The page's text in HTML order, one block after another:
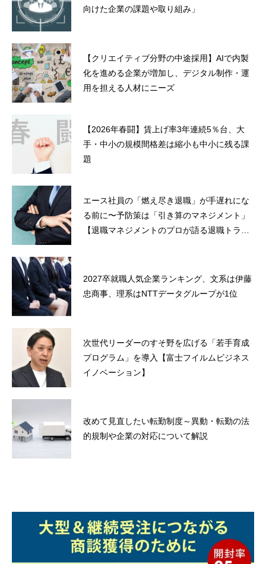
向けた企業の課題や取り組み」
【クリエイティブ分野の中途採用】AIで内製
化を進める企業が増加し、デジタル制作・運
用を担える人材にニーズ
【2026年春闘】賃上げ率3年連続5％台、大
手・中小の規模間格差は縮小も中小に残る課
題
エース社員の「燃え尽き退職」が手遅れにな
る前に〜予防策は「引き算のマネジメント」
【退職マネジメントのプロが語る退職トラブ
2027卒就職人気企業ランキング、文系は伊藤
忠商事、理系はNTTデータグループが1位
次世代リーダーのすそ野を広げる「若手育成
プログラム」を導入【富士フイルムビジネス
イノベーション】
改めて見直したい転勤制度～異動・転勤の法
的規制や企業の対応について解説